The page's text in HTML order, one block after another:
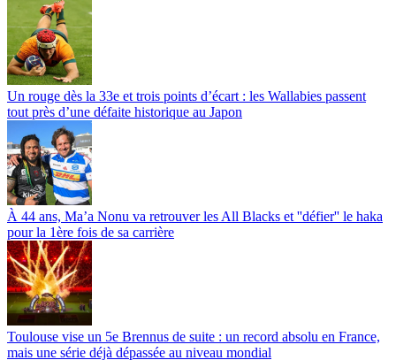
Un rouge dès la 33e et trois points d’écart : les Wallabies passent
tout près d’une défaite historique au Japon
À 44 ans, Ma’a Nonu va retrouver les All Blacks et ''défier'' le haka
pour la 1ère fois de sa carrière
Toulouse vise un 5e Brennus de suite : un record absolu en France,
mais une série déjà dépassée au niveau mondial